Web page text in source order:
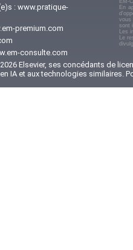
: www.pratique-
premium.com
consulte.com
EM-
En
vous
sont
Les
Le
Elsevier, ses concédants de
IA et aux technologies similaires.